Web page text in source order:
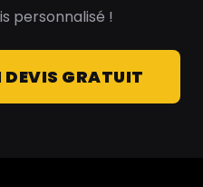
personnalisé !
DEVIS GRATUIT